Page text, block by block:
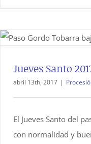
Jueves Santo
abril 13th, 2017 |
El Jueves Santo del
con normalidad y